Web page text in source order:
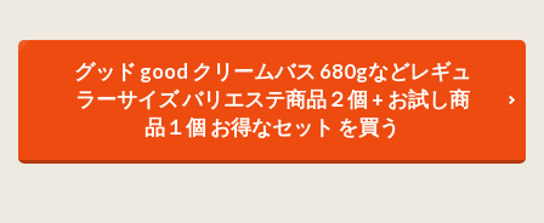
グッド good クリームバス 680gなどレギュ
ラーサイズ バリエステ商品２個 + お試し商
品１個 お得なセット を買う